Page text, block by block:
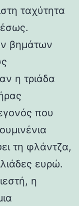
ταχύτητα
βημάτων
η τριάδα
που
τη φλάντζα,
ευρώ.
η